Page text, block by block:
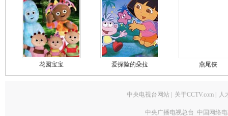
花园宝宝 爱探险的朵拉 燕尾侠
中央电视台网站 关于CCTV.com 人
中央广播电视总台 中国网络